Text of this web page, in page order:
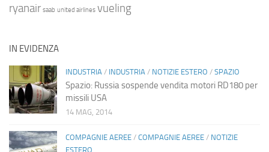
ryanair saab united airlines vueling
IN EVIDENZA
INDUSTRIA / INDUSTRIA / NOTIZIE ESTERO / SPAZIO
Spazio: Russia sospende vendita motori RD180 per
missili USA
14 MAG, 2014
COMPAGNIE AEREE / COMPAGNIE AEREE / NOTIZIE
ESTERO